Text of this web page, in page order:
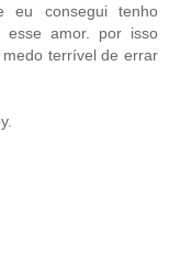
eu consegui tenho
esse amor. por isso
terrível de errar